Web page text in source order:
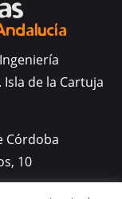
de la Cartuja
Córdoba
10